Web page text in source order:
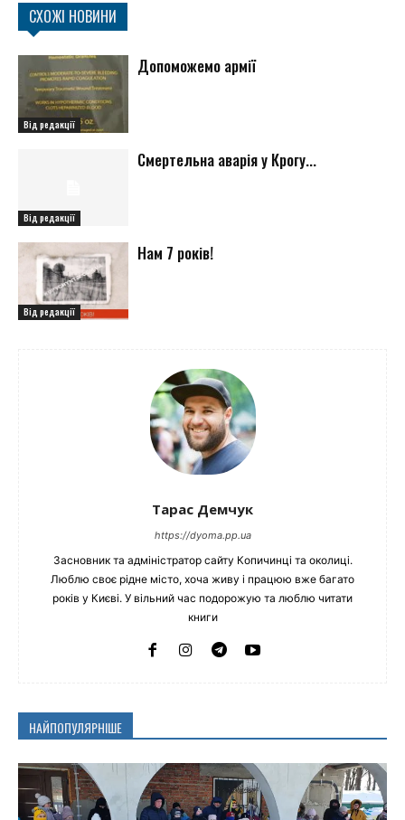
СХОЖІ НОВИНИ
Від редакції
Допоможемо армії
Від редакції
Смертельна аварія у Крогу...
Від редакції
Нам 7 років!
Тарас Демчук
https://dyoma.pp.ua
Засновник та адміністратор сайту Копичинці та околиці.
Люблю своє рідне місто, хоча живу і працюю вже багато
років у Києві. У вільний час подорожую та люблю читати
книги
НАЙПОПУЛЯРНІШЕ